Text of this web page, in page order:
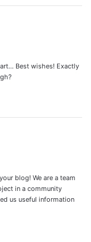
Best wishes! Exactly
blog! We are a team
in a community
us useful information